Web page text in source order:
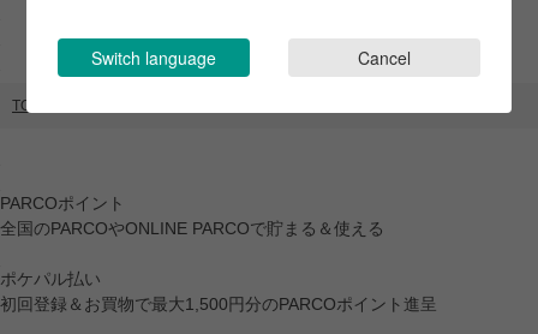
TOP
PARCOポイント
全国のPARCOやONLINE PARCOで貯まる＆使える
ポケパル払い
初回登録＆お買物で最大1,500円分のPARCOポイント進呈
Switch language Cancel